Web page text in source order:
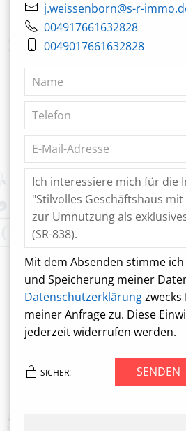
j.weissenborn@s-r-
004917661632828
0049017661632828
Mit dem Absenden stimme
und Speicherung meiner
Datenschutzerklärung
meiner Anfrage zu. Diese
jederzeit widerrufen werden.
SICHER! SENDEN